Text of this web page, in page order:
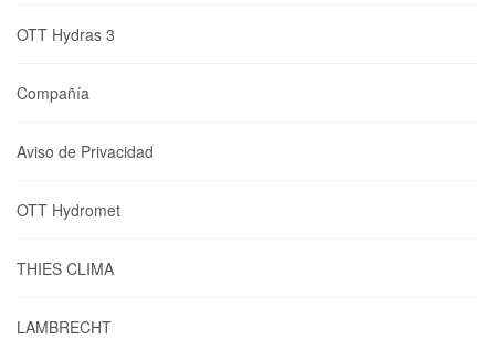
OTT Hydras 3
Compañía
Aviso de Privacidad
OTT Hydromet
THIES CLIMA
LAMBRECHT